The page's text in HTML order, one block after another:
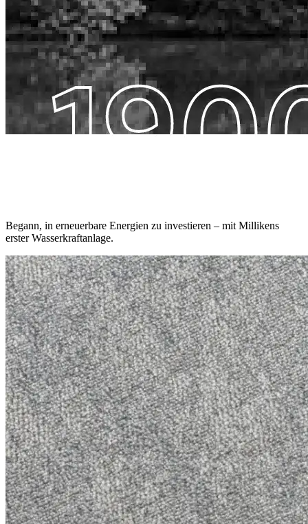
Begann, in erneuerbare Energien zu investieren – mit Millikens
erster Wasserkraftanlage.